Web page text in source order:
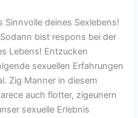
Sinnvolle deines Sexlebens!
bist respons bei der
Lebens! Entzucken
sexuellen Erfahrungen
Zig Manner in diesem
auch flotter, zigeunern
sexuelle Erlebnis